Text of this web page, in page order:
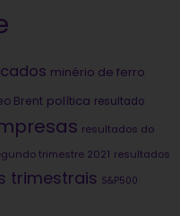
minério de ferro
Brent política resultado
resultados do
trimestre 2021 resultados
trimestrais S&P500